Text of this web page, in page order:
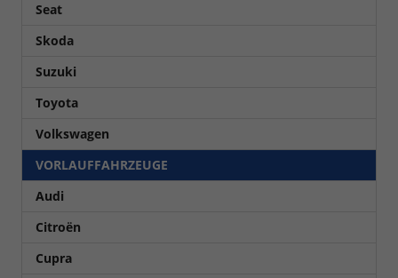
Seat
Skoda
Suzuki
Toyota
Volkswagen
VORLAUFFAHRZEUGE
Audi
Citroën
Cupra